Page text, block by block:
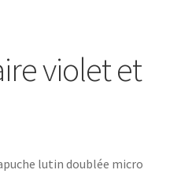
violet et
lutin doublée micro